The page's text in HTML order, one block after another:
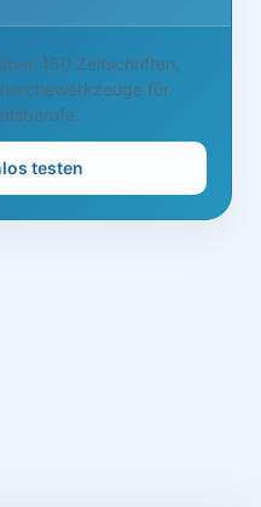
450 Zeitschriften,
für
testen